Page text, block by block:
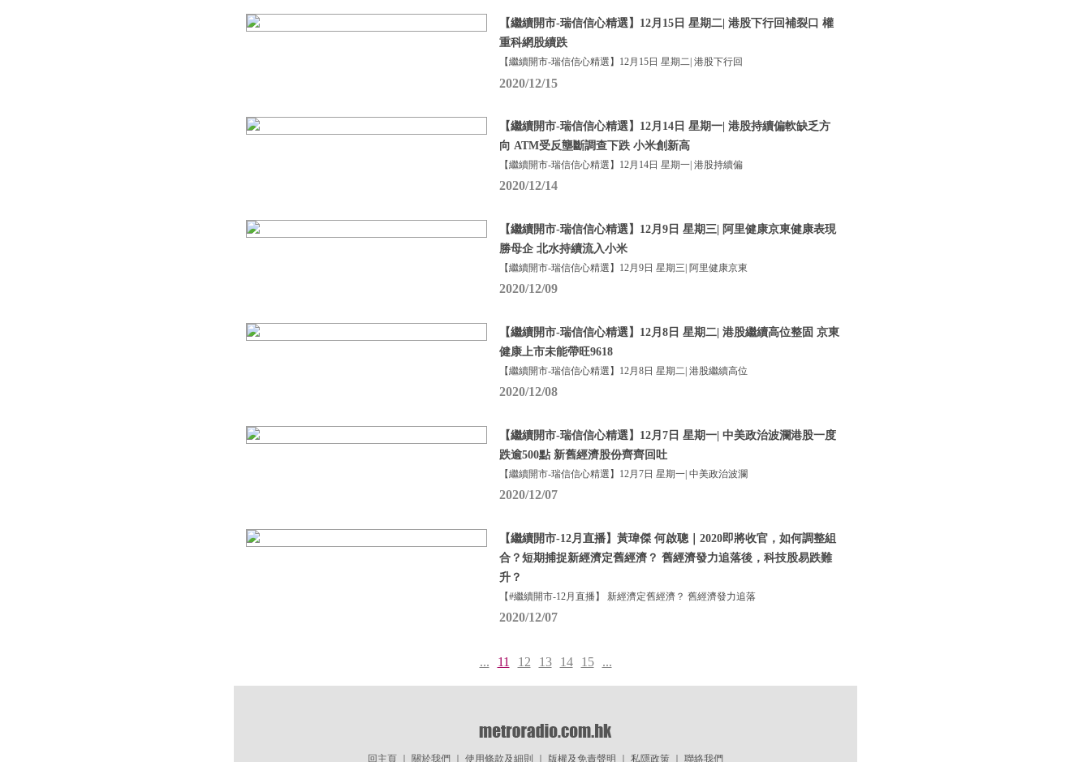
【繼續開市-瑞信信心精選】12月15日 星期二| 港股下行回補裂口 權
重科網股續跌
【繼續開市-瑞信信心精選】12月15日 星期二| 港股下行回
2020/12/15
【繼續開市-瑞信信心精選】12月14日 星期一| 港股持續偏軟缺乏方
向 ATM受反壟斷調查下跌 小米創新高
【繼續開市-瑞信信心精選】12月14日 星期一| 港股持續偏
2020/12/14
【繼續開市-瑞信信心精選】12月9日 星期三| 阿里健康京東健康表現
勝母企 北水持續流入小米
【繼續開市-瑞信信心精選】12月9日 星期三| 阿里健康京東
2020/12/09
【繼續開市-瑞信信心精選】12月8日 星期二| 港股繼續高位整固 京東
健康上市未能帶旺9618
【繼續開市-瑞信信心精選】12月8日 星期二| 港股繼續高位
2020/12/08
【繼續開市-瑞信信心精選】12月7日 星期一| 中美政治波瀾港股一度
跌逾500點 新舊經濟股份齊齊回吐
【繼續開市-瑞信信心精選】12月7日 星期一| 中美政治波瀾
2020/12/07
【繼續開市-12月直播】黃瑋傑 何啟聰｜2020即將收官，如何調整組
合？短期捕捉新經濟定舊經濟？ 舊經濟發力追落後，科技股易跌難
升？
【#繼續開市-12月直播】 新經濟定舊經濟？ 舊經濟發力追落
2020/12/07
... 11 12 13 14 15 ...
回主頁｜ 關於我們 使用條款及細則 版權及免責聲明 私隱政策｜ 聯絡我們